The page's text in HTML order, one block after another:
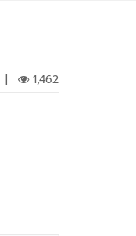
| 1,462